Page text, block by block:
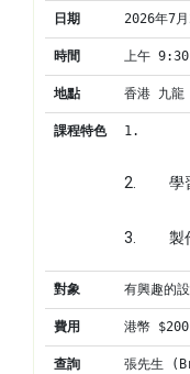
日期 2026年7月
時間 上午 9:30
地點 香港 九龍
課程特色 1.
2.
3.
對象 有興趣的
費用 港幣 $200
查詢 張先生